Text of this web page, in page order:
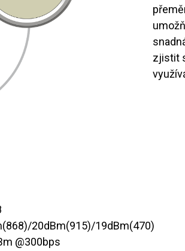
zjistit
20dBm(915)/19dBm(470)
@300bps